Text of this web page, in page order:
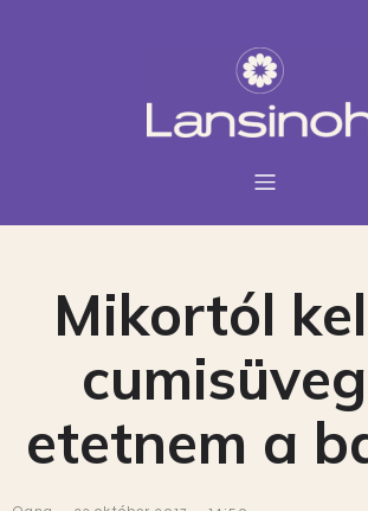
Mikortól
etetnem a